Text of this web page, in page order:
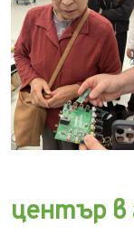
център в